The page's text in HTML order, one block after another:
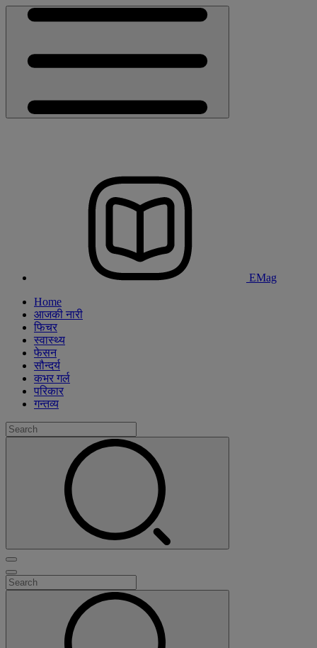
EMag
Home
आजकी नारी
फिचर
स्वास्थ्य
फेसन
सौन्दर्य
कभर गर्ल
परिकार
गन्तव्य